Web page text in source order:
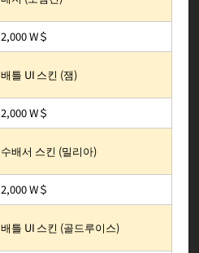
2,000 W＄
배틀 UI 스킨 (잼)
2,000 W＄
수배서 스킨 (밀리아)
2,000 W＄
배틀 UI 스킨 (골드루이스)